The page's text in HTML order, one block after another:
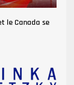
le Canada se